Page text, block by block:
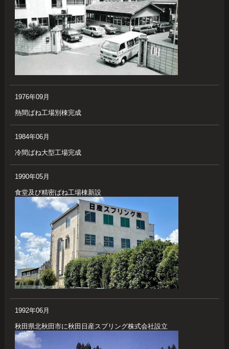
1976年09月
熱間ばね工場別棟完成
1984年06月
冷間ばね大型工場完成
1990年05月
食堂及び精密ばね工場棟新設
1992年06月
秋田県北秋田市に秋田日産スプリング株式会社設立